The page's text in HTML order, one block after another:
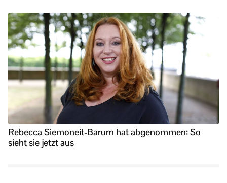
Rebecca Siemoneit-Barum hat abgenommen: So
sieht sie jetzt aus